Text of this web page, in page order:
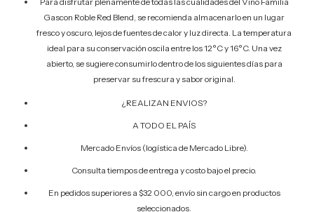
Gascon Roble Red Blend, se recomienda almacenarlo en un lugar
fresco y oscuro, lejos de fuentes de calor y luz directa. La temperatura
ideal para su conservación oscila entre los 12°C y 16°C. Una vez
abierto, se sugiere consumirlo dentro de los siguientes días para
preservar su frescura y sabor original.
¿REALIZAN ENVIOS?
A TODO EL PAÍS
Mercado Envíos (logística de Mercado Libre).
Consulta tiempos de entrega y costo bajo el precio.
En pedidos superiores a $32 000, envío sin cargo en productos
seleccionados.